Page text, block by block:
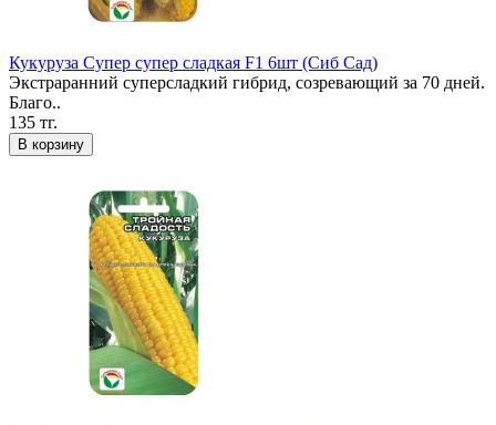
Кукуруза Супер супер сладкая F1 6шт (Сиб Сад)
Экстраранний суперсладкий гибрид, созревающий за 70 дней.
Благо..
135 тг.
В корзину